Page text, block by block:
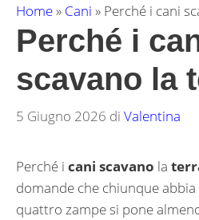
Home» Cani » Perché i cani
Perché i
scavano la
5 Giugno 2026 di Valentina
Perché i cani scavano la
domande che chiunque
quattro zampe si pone